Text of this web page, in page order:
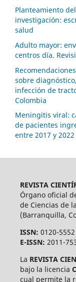
Planteamiento
investigación:
salud
Adulto mayor:
centros día.
sobre
infección de
Colombia
Meningitis viral:
de pacientes
entre 2017 y
REVISTA
Órgano oficial
de Ciencias de
(Barranquilla,
ISSN: 0120-5552
E-ISSN: 2011-
La REVISTA
bajo la licencia
cual permite la